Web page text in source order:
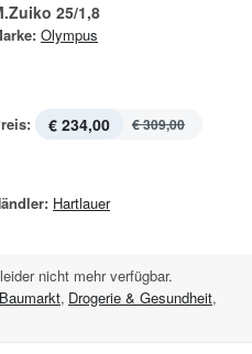
25/1,8
Olympus
€ 234,00 € 309,00
Hartlauer
nicht mehr verfügbar.
Baumarkt, Drogerie & Gesundheit,